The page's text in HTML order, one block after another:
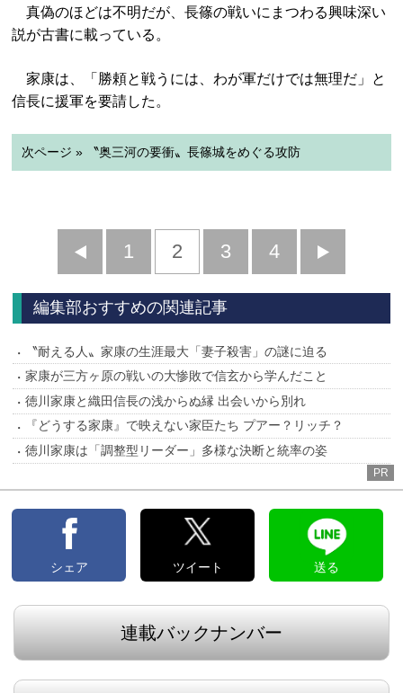
真偽のほどは不明だが、長篠の戦いにまつわる興味深い
説が古書に載っている。
家康は、「勝頼と戦うには、わが軍だけでは無理だ」と
信長に援軍を要請した。
次ページ » 〝奥三河の要衝〟長篠城をめぐる攻防
前
へ
1 2 3 4
へ
編集部おすすめの関連記事
〝耐える人〟家康の生涯最大「妻子殺害」の謎に迫る
家康が三方ヶ原の戦いの大惨敗で信玄から学んだこと
徳川家康と織田信長の浅からぬ縁 出会いから別れ
『どうする家康』で映えない家臣たち プアー？リッチ？
徳川家康は「調整型リーダー」多様な決断と統率の姿
PR
シェア ツイート 送る
連載バックナンバー